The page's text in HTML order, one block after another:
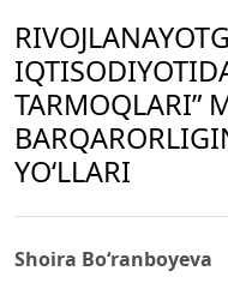
TARMOQLARI”
YO‘LLARI
Shoira Bo‘ranboyeva